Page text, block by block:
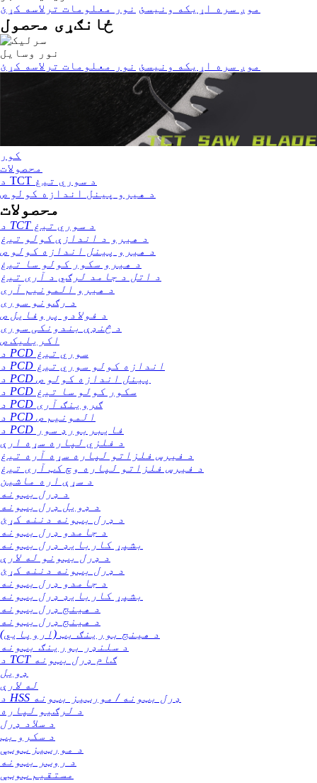
موږ سره اړیکه ونیسئ نور معلومات ترلاسه کړئ
ځانګړی محصول
نور وسایل
موږ سره اړیکه ونیسئ نور معلومات ترلاسه کړئ
کور
محصولات
د TCT د سوري تیغ
د هیرو پینل اندازه کولو ص
محصولات
د TCT د سوري تیغ
د هیرو د اندازې کولو تیغ
د هیرو پینل اندازه کولو ص
د هیرو سکور کولو سا تیغ
د اتل د جامد لرګي د آری تیغ
د هیرو المونیم آری
د رګونو سوری
د فولادو پروفایل ص
د څنډې بندونکی سوری
اکریلیک ص
د PCD سوري تیغ
د PCD اندازه کولو سوري تیغ
د PCD پینل اندازه کولو ص
د PCD سکور کولو سا تیغ
د PCD ګروینګ آری
د PCD المونیم ص
د PCD فایبربورډ سور
د فلزي لپاره سړه ارې
د فیرس فلزاتو لپاره سړه آره تیغ
د فیرس فلزاتو لپاره وچ کټ آری تیغ
د سړې اره ماشین
د ډرل بټونه
د ډویل ډرل بټونه
د ډرل بټونه دننه کړئ
د جامدو ډرل بټونه
بشپړ کاربایډ ډرل بټونه
د ډرل بټونو له لارې
د ډرل بټونه دننه کړئ
د جامدو ډرل بټونه
بشپړ کاربایډ ډرل بټونه
د هینج ډرل بټونه
د هینج ډرل بټونه
د هینج بورینګ بټ (اروپایي)
د سلنډر بورینګ بټونه
د TCT ګام ډرل بټونه
ډویل
له لارې
د HSS ډرل بټونه / مورټیز بټونه
د لرګیو لپاره
د سلاد ډرل
د سکرو بټ
د مورټیز ټوټې
د روټر بټونه
مستقیم ټوټې